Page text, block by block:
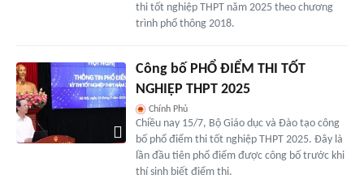
thi tốt nghiệp THPT năm 2025 theo chương
trình phổ thông 2018.
Công bố PHỔ ĐIỂM THI TỐT
NGHIỆP THPT 2025
Chính Phủ
Chiều nay 15/7, Bộ Giáo dục và Đào tạo công
bố phổ điểm thi tốt nghiệp THPT 2025. Đây là
lần đầu tiên phổ điểm được công bố trước khi
thí sinh biết điểm thi.